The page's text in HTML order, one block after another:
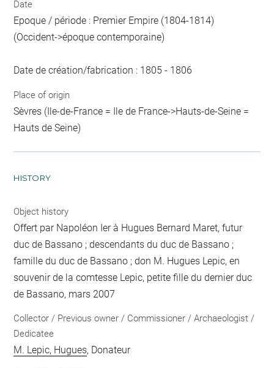
Date
Epoque / période : Premier Empire (1804-1814)
(Occident->époque contemporaine)
Date de création/fabrication : 1805 - 1806
Place of origin
Sèvres (Ile-de-France = Ile de France->Hauts-de-Seine =
Hauts de Seine)
HISTORY
Object history
Offert par Napoléon Ier à Hugues Bernard Maret, futur
duc de Bassano ; descendants du duc de Bassano ;
famille du duc de Bassano ; don M. Hugues Lepic, en
souvenir de la comtesse Lepic, petite fille du dernier duc
de Bassano, mars 2007
Collector / Previous owner / Commissioner / Archaeologist /
Dedicatee
M. Lepic, Hugues, Donateur